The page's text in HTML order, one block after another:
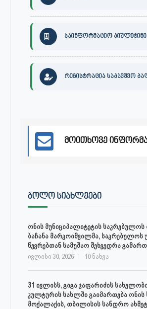
საინფორმაციო ბიულეტინი
რეგისტრაცია საბავშვო
მოითხოვე
ᲑᲝᲚᲝ ᲡᲘᲐᲮᲚᲔᲔᲑᲘ
ონის მუნიციპალიტეტის
ბაჩანა მარკოიშვილმა, საკრებულოს
წევრებთან სამუშაო შეხვედრა
ივლისი 30, 2026 10 ნახვა
31 ივლისს, გიგა ჯაფარიძის
კულტურის სახლში გაიმართება ონის
მოქალაქის, თბილისის სანდრო